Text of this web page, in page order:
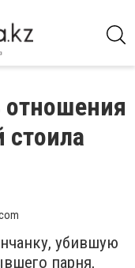
убившую
парня,